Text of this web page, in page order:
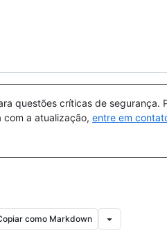
questões críticas de segurança.
com a atualização, entre em
como Markdown